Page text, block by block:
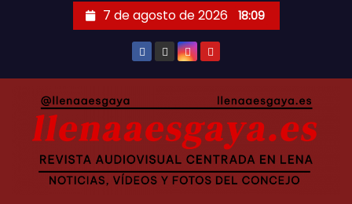
7 de agosto de 2026 18:09